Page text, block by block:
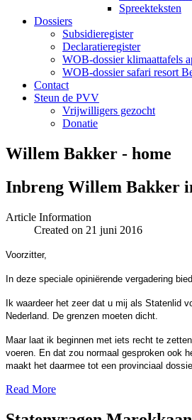
Spreekteksten
Dossiers
Subsidieregister
Declaratieregister
WOB-dossier klimaattafels
WOB-dossier safari resort
Contact
Steun de PVV
Vrijwilligers gezocht
Donatie
Willem Bakker - home
Inbreng Willem Bakker
Article Information
Created on 21 juni 2016
Voorzitter,
In deze speciale opiniërende vergadering
Ik waardeer het zeer dat u mij als Statenlid
Nederland. De grenzen moeten dicht.
Maar laat ik beginnen met iets recht te
voeren. En dat zou normaal gesproken ook
maakt het daarmee tot een provinciaal
Read More